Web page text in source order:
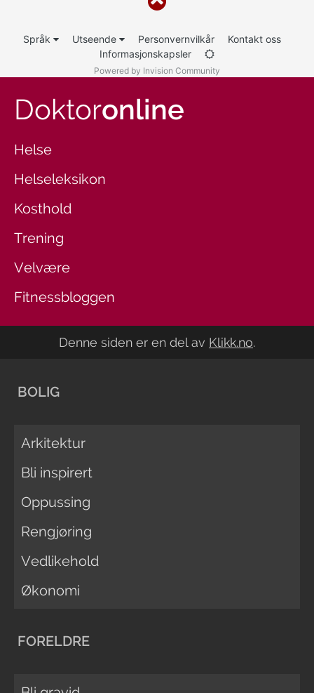
Språk Utseende Personvernvilkår
Kontakt oss
Informasjonskapsler
Powered by Invision Community
Doktoronline
Helse
Helseleksikon
Kosthold
Trening
Velvære
Fitnessbloggen
Denne siden er en del av Klikk.no.
BOLIG
Arkitektur
Bli inspirert
Oppussing
Rengjøring
Vedlikehold
Økonomi
FORELDRE